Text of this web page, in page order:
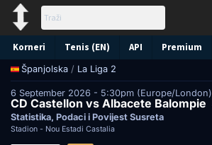
Korneri Tenis (EN) API Premium
Španjolska / La Liga 2
6 September 2026 - 5:30pm (Europe/London)
CD Castellon vs Albacete Balompie
Statistika, Podaci i Povijest Susreta
Stadion - Nou Estadi Castalia